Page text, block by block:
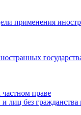
применения
праве
лиц без